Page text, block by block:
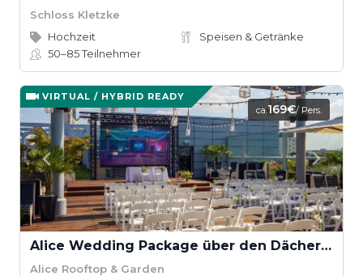
Schloss Kletzke
Hochzeit
Speisen & Getränke
50–85Teilnehmer
VIRTUAL / HYBRID READY
ca.169€/ Pers.
Alice Wedding Package über den Dächern Berlins
Alice Rooftop & Garden